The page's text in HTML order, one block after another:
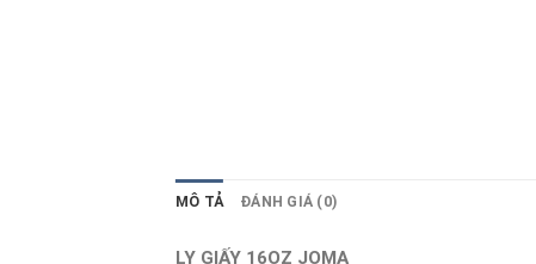
MÔ TẢ ĐÁNH GIÁ (0)
LY GIẤY 16OZ JOMA